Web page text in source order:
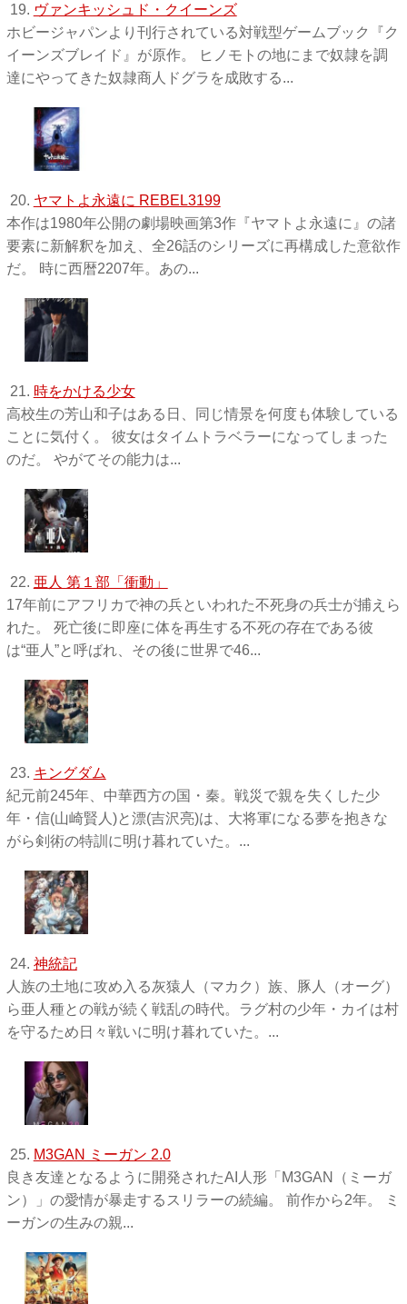
19. ヴァンキッシュド・クイーンズ
ホビージャパンより刊行されている対戦型ゲームブック『ク
イーンズブレイド』が原作。 ヒノモトの地にまで奴隷を調
達にやってきた奴隷商人ドグラを成敗する...
20. ヤマトよ永遠に REBEL3199
本作は1980年公開の劇場映画第3作『ヤマトよ永遠に』の諸
要素に新解釈を加え、全26話のシリーズに再構成した意欲作
だ。 時に西暦2207年。あの...
21. 時をかける少女
高校生の芳山和子はある日、同じ情景を何度も体験している
ことに気付く。 彼女はタイムトラベラーになってしまった
のだ。 やがてその能力は...
22. 亜人 第１部「衝動」
17年前にアフリカで神の兵といわれた不死身の兵士が捕えら
れた。 死亡後に即座に体を再生する不死の存在である彼
は“亜人”と呼ばれ、その後に世界で46...
23. キングダム
紀元前245年、中華西方の国・秦。戦災で親を失くした少
年・信(山崎賢人)と漂(吉沢亮)は、大将軍になる夢を抱きな
がら剣術の特訓に明け暮れていた。...
24. 神統記
人族の土地に攻め入る灰猿人（マカク）族、豚人（オーグ）
ら亜人種との戦が続く戦乱の時代。ラグ村の少年・カイは村
を守るため日々戦いに明け暮れていた。...
25. M3GAN ミーガン 2.0
良き友達となるように開発されたAI人形「M3GAN（ミーガ
ン）」の愛情が暴走するスリラーの続編。 前作から2年。 ミ
ーガンの生みの親...